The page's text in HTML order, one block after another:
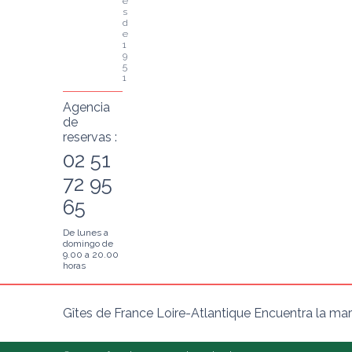
s
d
e
1
9
5
1
Agencia
de
reservas :
02 51
72 95
65
De lunes a
domingo de
9.00 a 20.00
horas
Gîtes de France Loire-Atlantique Encuentra la